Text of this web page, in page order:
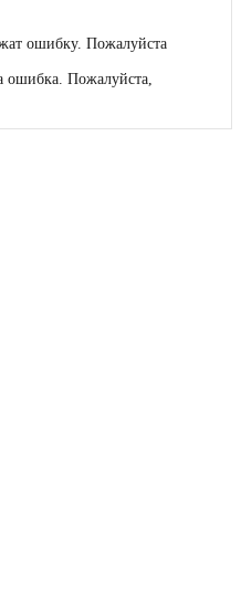
ошибку. Пожалуйста
ошибка. Пожалуйста,